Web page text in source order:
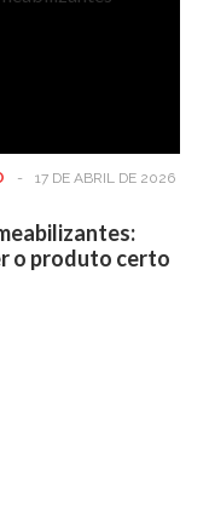
- 17 DE ABRIL DE 2026
o produto certo